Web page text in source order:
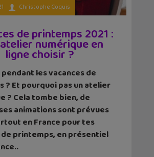
Christophe Coquis
de printemps 2021 :
numérique en
ligne choisir ?
les vacances de
? Et pourquoi pas un atelier
? Cela tombe bien, de
animations sont prévues
en France pour tes
printemps, en présentiel